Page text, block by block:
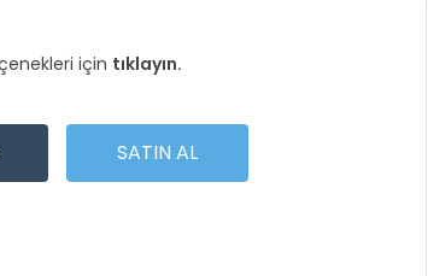
için tıklayın.